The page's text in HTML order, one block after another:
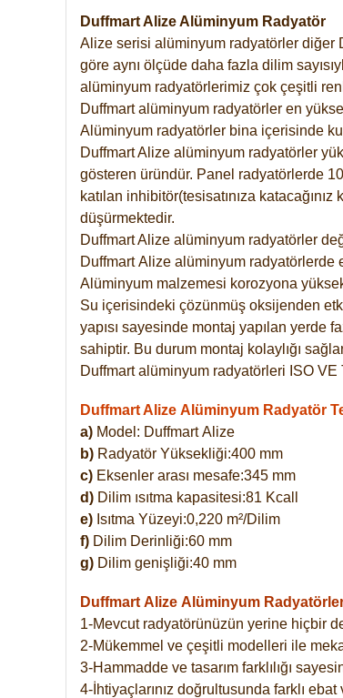
Duffmart Alize Alüminyum Radyatör
Alize serisi alüminyum radyatörler diğer
göre aynı ölçüde daha fazla dilim
alüminyum radyatörlerimiz çok çeşitli
Duffmart alüminyum radyatörler en
Alüminyum radyatörler bina içerisinde
Duffmart Alize alüminyum radyatörler
gösteren üründür. Panel radyatörlerde
katılan inhibitör(tesisatınıza
düşürmektedir.
Duffmart Alize alüminyum radyatörler
DuffmartAlize alüminyum radyatörlerde
Alüminyum malzemesi korozyona
Su içerisindeki çözünmüş oksijenden
yapısı sayesinde montaj yapılan yerde
sahiptir. Bu durum montaj kolaylığı
Duffmart alüminyum radyatörleri ISO
Duffmart Alize Alüminyum Radyatör
a) Model: DuffmartAlize
b) Radyatör Yüksekliği:400 mm
c) Eksenler arası mesafe:345 mm
d) Dilim ısıtma kapasitesi:81 Kcall
e) Isıtma Yüzeyi:0,220 m²/Dilim
f) Dilim Derinliği:60 mm
g) Dilim genişliği:40 mm
Duffmart Alize Alüminyum
1-Mevcut radyatörünüzün yerine hiçbir
2-Mükemmel ve çeşitli modelleri ile
3-Hammadde ve tasarım farklılığı
4-İhtiyaçlarınız doğrultusunda farklı